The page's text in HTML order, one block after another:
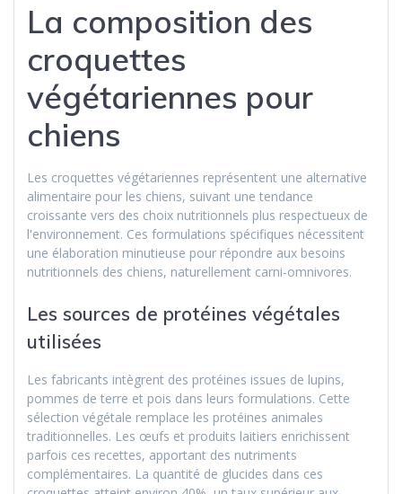
La composition des
croquettes
végétariennes pour
chiens
Les croquettes végétariennes représentent une alternative
alimentaire pour les chiens, suivant une tendance
croissante vers des choix nutritionnels plus respectueux de
l'environnement. Ces formulations spécifiques nécessitent
une élaboration minutieuse pour répondre aux besoins
nutritionnels des chiens, naturellement carni-omnivores.
Les sources de protéines végétales
utilisées
Les fabricants intègrent des protéines issues de lupins,
pommes de terre et pois dans leurs formulations. Cette
sélection végétale remplace les protéines animales
traditionnelles. Les œufs et produits laitiers enrichissent
parfois ces recettes, apportant des nutriments
complémentaires. La quantité de glucides dans ces